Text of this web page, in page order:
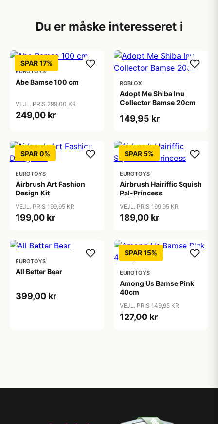
Du er måske interesseret i
SPAR 17%
EUROTOYS
Abe Bamse 100 cm
VEJL. PRIS 299,00 KR
249,00 kr
ROBLOX
Adopt Me Shiba Inu
Collector Bamse 20cm
149,95 kr
SPAR 0%
EUROTOYS
Airbrush Art Fashion
Design Kit
VEJL. PRIS 199,95 KR
199,00 kr
SPAR 5%
EUROTOYS
Airbrush Hairiffic Squish
Pal-Princess
VEJL. PRIS 199,95 KR
189,00 kr
EUROTOYS
All Better Bear
399,00 kr
SPAR 15%
EUROTOYS
Among Us Bamse Pink
40cm
VEJL. PRIS 149,95 KR
127,00 kr